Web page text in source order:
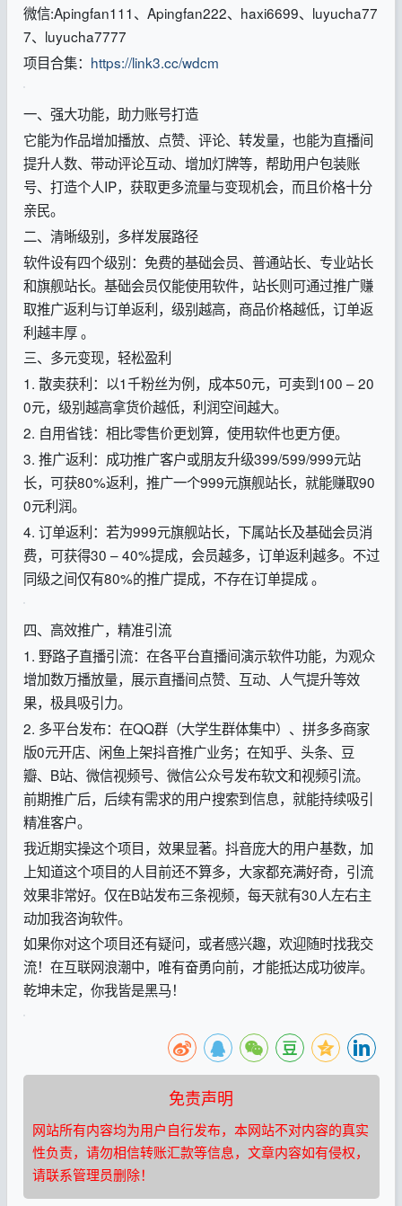
微信:Apingfan111、Apingfan222、haxi6699、luyucha77
7、luyucha7777
项目合集： https://link3.cc/wdcm
一、强大功能，助力账号打造
它能为作品增加播放、点赞、评论、转发量，也能为直播间
提升人数、带动评论互动、增加灯牌等，帮助用户包装账
号、打造个人IP，获取更多流量与变现机会，而且价格十分
亲民。
二、清晰级别，多样发展路径
软件设有四个级别：免费的基础会员、普通站长、专业站长
和旗舰站长。基础会员仅能使用软件，站长则可通过推广赚
取推广返利与订单返利，级别越高，商品价格越低，订单返
利越丰厚 。
三、多元变现，轻松盈利
1. 散卖获利：以1千粉丝为例，成本50元，可卖到100 – 20
0元，级别越高拿货价越低，利润空间越大。
2. 自用省钱：相比零售价更划算，使用软件也更方便。
3. 推广返利：成功推广客户或朋友升级399/599/999元站
长，可获80%返利，推广一个999元旗舰站长，就能赚取90
0元利润。
4. 订单返利：若为999元旗舰站长，下属站长及基础会员消
费，可获得30 – 40%提成，会员越多，订单返利越多。不过
同级之间仅有80%的推广提成，不存在订单提成 。
四、高效推广，精准引流
1. 野路子直播引流：在各平台直播间演示软件功能，为观众
增加数万播放量，展示直播间点赞、互动、人气提升等效
果，极具吸引力。
2. 多平台发布：在QQ群（大学生群体集中）、拼多多商家
版0元开店、闲鱼上架抖音推广业务；在知乎、头条、豆
瓣、B站、微信视频号、微信公众号发布软文和视频引流。
前期推广后，后续有需求的用户搜索到信息，就能持续吸引
精准客户。
我近期实操这个项目，效果显著。抖音庞大的用户基数，加
上知道这个项目的人目前还不算多，大家都充满好奇，引流
效果非常好。仅在B站发布三条视频，每天就有30人左右主
动加我咨询软件。
如果你对这个项目还有疑问，或者感兴趣，欢迎随时找我交
流！在互联网浪潮中，唯有奋勇向前，才能抵达成功彼岸。
乾坤未定，你我皆是黑马！
免责声明
网站所有内容均为用户自行发布，本网站不对内容的真实
性负责，请勿相信转账汇款等信息，文章内容如有侵权，
请联系管理员删除！